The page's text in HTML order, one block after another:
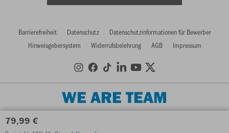
79,99 €
Barrierefreiheit Datenschutz
Datenschutzinformationen für Bewerber
Hinweisgebersystem
Widerrufsbelehrung AGB Impressum
WE ARE TEAM